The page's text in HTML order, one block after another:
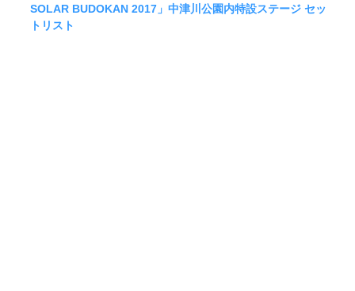
SOLAR BUDOKAN 2017」中津川公園内特設ステージ セッ
トリスト